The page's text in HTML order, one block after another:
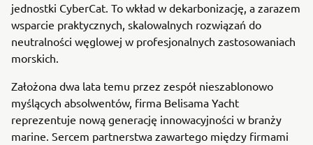
jednostki CyberCat. To wkład w dekarbonizację, a zarazem
wsparcie praktycznych, skalowalnych rozwiązań do
neutralności węglowej w profesjonalnych zastosowaniach
morskich.
Założona dwa lata temu przez zespół nieszablonowo
myślących absolwentów, firma Belisama Yacht
reprezentuje nową generację innowacyjności w branży
marine. Sercem partnerstwa zawartego między firmami